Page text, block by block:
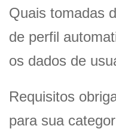
Quais tomadas
de perfil
os dados de
Requisitos
para sua